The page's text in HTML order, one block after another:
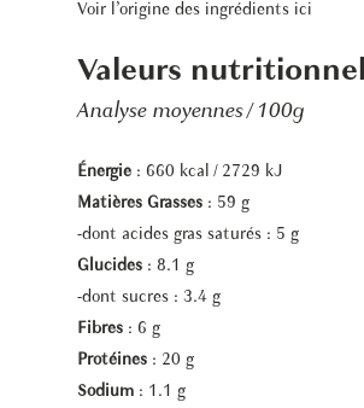
Voir l’origine des ingrédients ici
Valeurs
Analyse moyennes / 100g
Énergie : 660 kcal / 2729 kJ
Matières Grasses : 59 g
-dont acides gras saturés : 5 g
Glucides : 8.1 g
-dont sucres : 3.4 g
Fibres : 6 g
Protéines : 20 g
Sodium : 1.1 g